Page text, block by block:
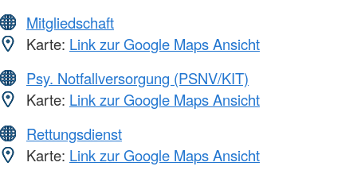
Mitgliedschaft
Karte: Link zur Google Maps Ansicht
Psy. Notfallversorgung (PSNV/KIT)
Karte: Link zur Google Maps Ansicht
Rettungsdienst
Karte: Link zur Google Maps Ansicht